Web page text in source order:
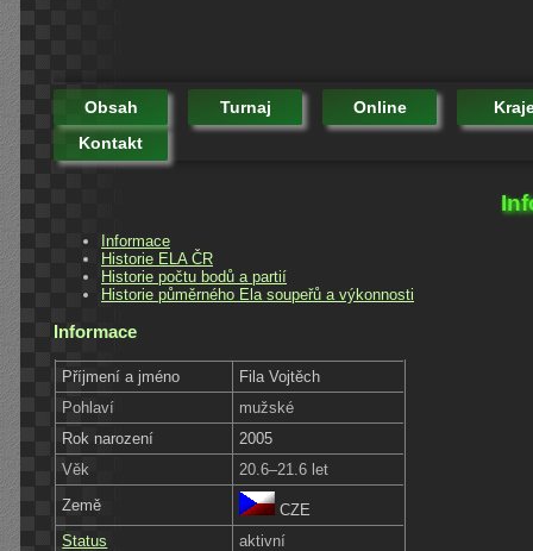
Obsah Turnaj Online
Kontakt
Informace
Historie ELA ČR
Historie počtu bodů a partií
Historie půměrného Ela soupeřů a výkonnosti
Informace
Příjmení a jméno
Fila Vojtěch
Pohlaví
mužské
Rok narození
2005
Věk
20.6–21.6 let
Země
CZE
Status
aktivní